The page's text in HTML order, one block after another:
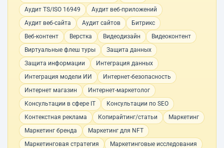
Аудит TS/ISO 16949
Аудит веб-приложений
Аудит веб-сайта
Аудит сайтов
Битрикс
Веб-контент
Верстка Видеодизайн
Видеоконтент
Виртуальные флеш туры
Защита данных
Защита информации
Интеграция данных
Интеграция модели ИИ
Интернет-безопасность
Интернет магазин
Интернет-маркетолог
Консультации в сфере IT
Консультации по SEO
Контекстная реклама
Копирайтинг/статьи
Маркетинг
Маркетинг бренда
Маркетинг для NFT
Маркетинговая стратегия
Маркетинговые исследования